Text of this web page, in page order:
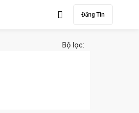
Đăng Tin
Bộ lọc: